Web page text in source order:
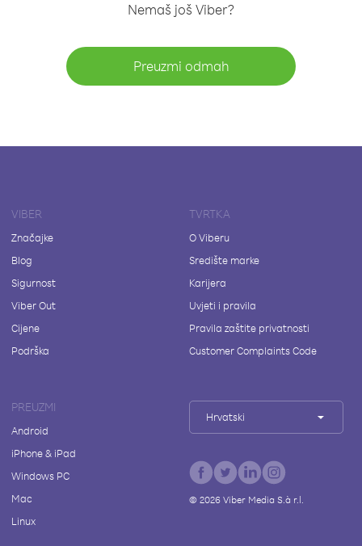
Nemaš još Viber?
Preuzmi odmah
VIBER
Značajke
Blog
Sigurnost
Viber Out
Cijene
Podrška
TVRTKA
O Viberu
Središte marke
Karijera
Uvjeti i pravila
Pravila zaštite privatnosti
Customer Complaints Code
PREUZMI
Android
iPhone & iPad
Windows PC
Mac
Linux
Hrvatski
© 2026Viber Media S.à r.l.